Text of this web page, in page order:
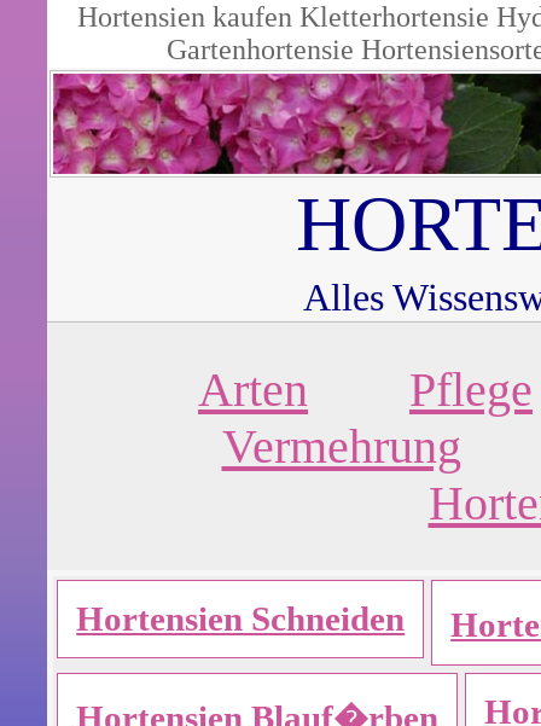
Hortensien kaufen Kletterhortensie
Gartenhortensie
Alles
Arten
Pflege
Vermehrung
Hortensien Schneiden
Hortensien Blauf�rben